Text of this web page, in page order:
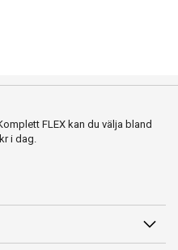
FLEX kan du välja bland
i dag.